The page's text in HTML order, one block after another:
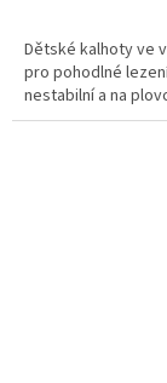
Dětské kalhoty ve
pro pohodlné
nestabilní a na